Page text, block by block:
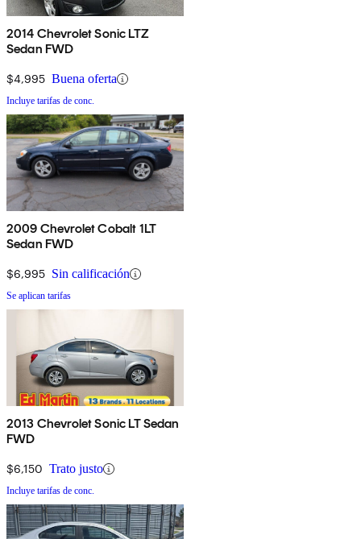
2014 Chevrolet Sonic LTZ
Sedan FWD
$4,995 Buena oferta
Incluye tarifas de conc.
2009 Chevrolet Cobalt 1LT
Sedan FWD
$6,995 Sin calificación
Se aplican tarifas
2013 Chevrolet Sonic LT Sedan
FWD
$6,150 Trato justo
Incluye tarifas de conc.